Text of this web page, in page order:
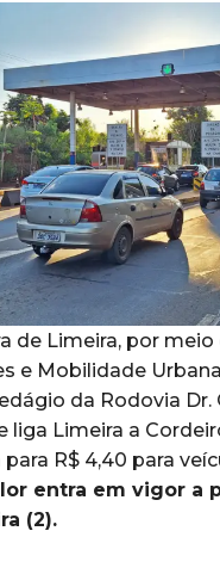
de Limeira, por meio
e Mobilidade
da Rodovia Dr.
liga Limeira a
R$ 4,40 para
entra em vigor a
(2).